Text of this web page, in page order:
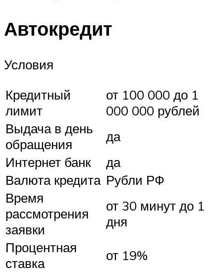
Автокредит
Условия
Кредитный
лимит
от 100 000 до 1
000 000 рублей
Выдача в день
обращения
да
Интернет банк
да
Валюта кредита Рубли РФ
Время
рассмотрения
заявки
от 30 минут до 1
дня
Процентная
ставка
от 19%